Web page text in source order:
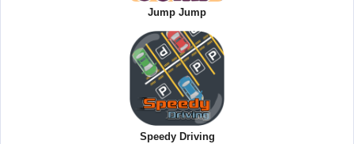
Jump Jump
Speedy Driving